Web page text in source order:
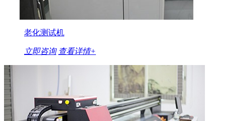
老化测试机
立即咨询 查看详情+